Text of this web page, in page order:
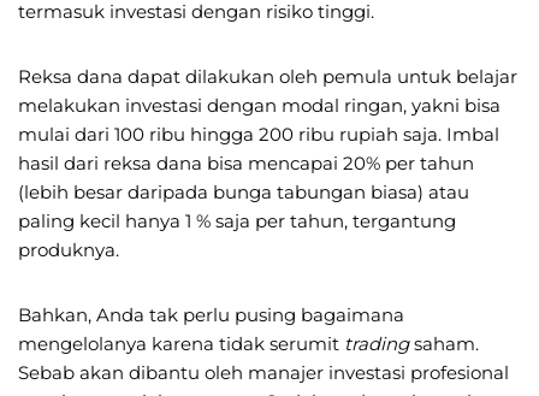
termasuk investasi dengan risiko tinggi.
Reksa dana dapat dilakukan oleh pemula untuk belajar
melakukan investasi dengan modal ringan, yakni bisa
mulai dari 100 ribu hingga 200 ribu rupiah saja. Imbal
hasil dari reksa dana bisa mencapai 20% per tahun
(lebih besar daripada bunga tabungan biasa) atau
paling kecil hanya 1 % saja per tahun, tergantung
produknya.
Bahkan, Anda tak perlu pusing bagaimana
mengelolanya karena tidak serumit tradingsaham.
Sebab akan dibantu oleh manajer investasi profesional